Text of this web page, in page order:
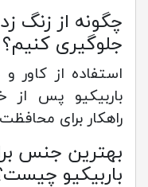
چگونه از زنگ
جلوگیری کنیم؟
استفاده از
باربیکیو پس
راهکار برای
بهترین جنس
باربیکیو